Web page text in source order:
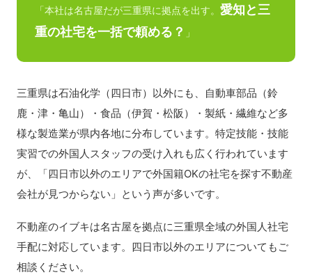
「本社は名古屋だが三重県に拠点を出す。愛知と三
重の社宅を一括で頼める？ 」
三重県は石油化学（四日市）以外にも、自動車部品（鈴
鹿・津・亀山）・食品（伊賀・松阪）・製紙・繊維など多
様な製造業が県内各地に分布しています。特定技能・技能
実習での外国人スタッフの受け入れも広く行われています
が、「四日市以外のエリアで外国籍OKの社宅を探す不動産
会社が見つからない」という声が多いです。
不動産のイブキは名古屋を拠点に三重県全域の外国人社宅
手配に対応しています。四日市以外のエリアについてもご
相談ください。